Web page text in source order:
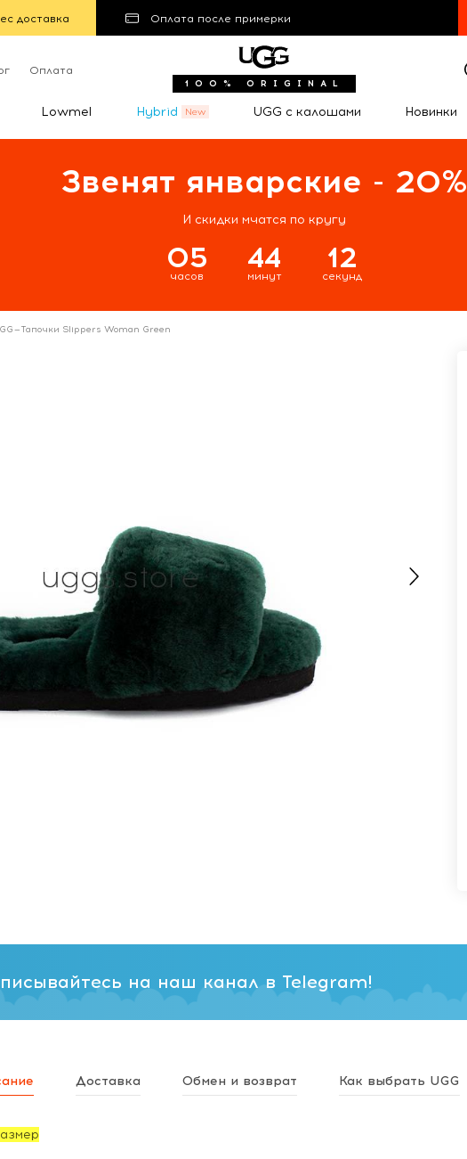
доставка Оплата после примерки
Оплата
100% ORIGINAL
Lowmel Hybrid UGG с калошами Новинки
Звенят январские - 20%
И скидки мчатся по кругу
05
часов
44
минут
11
секунд
—Тапочки Slippers Woman Green
на наш канал в Telegram!
Доставка Обмен и возврат Как выбрать UGG